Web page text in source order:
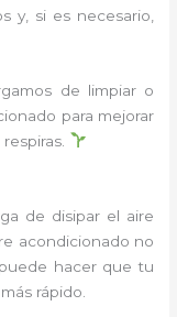
y, si es necesario,
de limpiar o
para mejorar
de disipar el aire
acondicionado no
hacer que tu
rápido.